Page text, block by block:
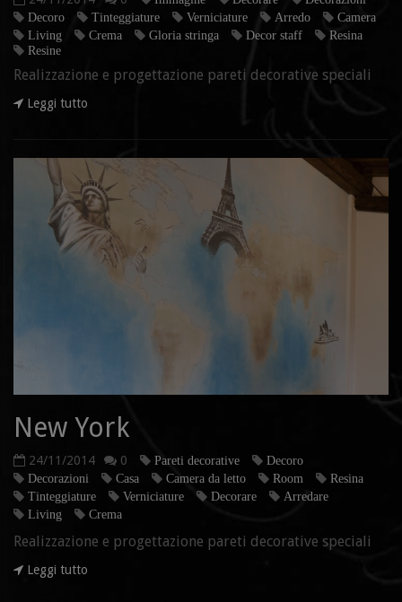
Decoro
Tinteggiature Verniciature Arredo
Camera
Living
Crema Gloria stringa Decor staff
Resina
Resine
Realizzazione e progettazione pareti decorative speciali
Leggi tutto
New York
24/11/2014 0 Pareti decorative
Decoro
Decorazioni
Casa Camera da letto Room
Resina
Tinteggiature
Verniciature Decorare
Arredare
Living
Crema
Realizzazione e progettazione pareti decorative speciali
Leggi tutto